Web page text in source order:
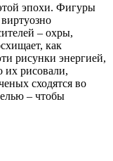
эпохи. Фигуры
– охры,
как
рисунки энергией,
их рисовали,
сходятся во
– чтобы